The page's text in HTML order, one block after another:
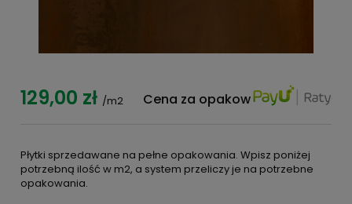
129,00 zł /m2 Cena za opakowanie:192,21 zł
Płytki sprzedawane na pełne opakowania. Wpisz poniżej
potrzebną ilość w m2, a system przeliczy je na potrzebne
opakowania.